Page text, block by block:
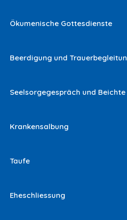
Ökumenische Gottesdienste
Beerdigung und
Seelsorgegespräch und Beichte
Krankensalbung
Taufe
Eheschliessung